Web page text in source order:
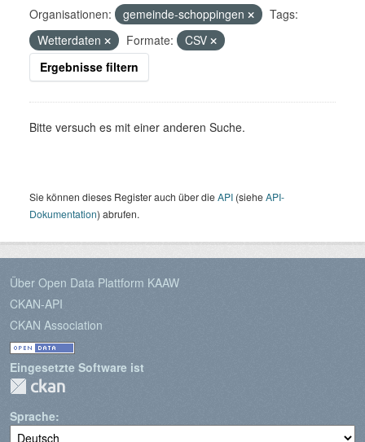
Organisationen: gemeinde-schoppingen
Tags:
Wetterdaten
Formate:
CSV
Ergebnisse filtern
Bitte versuch es mit einer anderen Suche.
Sie können dieses Register auch über dieAPI (sieheAPI-
Dokumentation) abrufen.
Über Open Data Plattform KAAW
CKAN-API
CKAN Association
Eingesetzte Software ist
Sprache